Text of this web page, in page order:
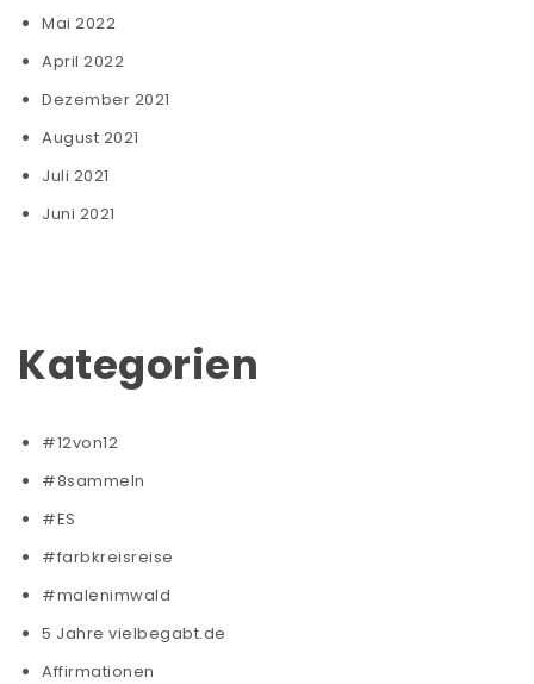
Mai 2022
April 2022
Dezember 2021
August 2021
Juli 2021
Juni 2021
Kategorien
#12von12
#8sammeln
#ES
#farbkreisreise
#malenimwald
5 Jahre vielbegabt.de
Affirmationen